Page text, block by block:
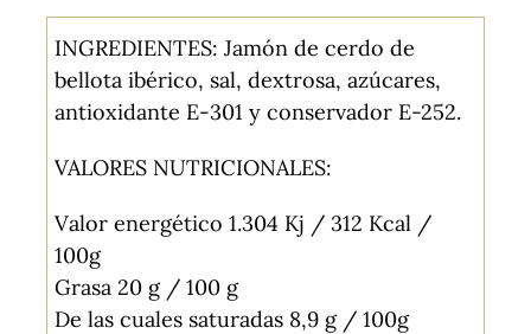
a
mano
-
100%
Ibérica
cantidad
INGREDIENTES: Jamón de cerdo de
bellota ibérico, sal, dextrosa, azúcares,
antioxidante E-301 y conservador E-252.
VALORES NUTRICIONALES:
Valor energético 1.304 Kj / 312 Kcal /
100g
Grasa 20 g / 100 g
De las cuales saturadas 8,9 g / 100g